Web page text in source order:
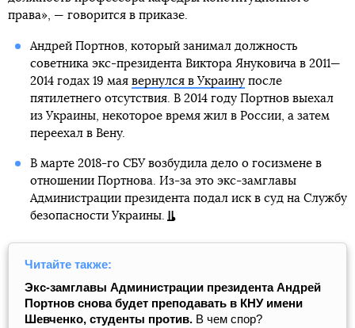
права», — говорится в приказе.
Андрей Портнов, который занимал должность
советника экс-президента Виктора Януковича в 2011—
2014 годах 19 мая вернулся в Украинупосле
пятилетнего отсутствия. В 2014 году Портнов выехал
из Украины, некоторое время жил в России, а затем
переехал в Вену.
В марте 2018-го СБУ возбудила дело о госизмене в
отношении Портнова. Из-за это экс-замглавы
Администрации президента подал иск в суд на Службу
безопасности Украины.
Читайте также:
Экс-замглавы Администрации президента Андрей
Портнов снова будет преподавать в КНУ имени
Шевченко, студенты против. В чем спор?